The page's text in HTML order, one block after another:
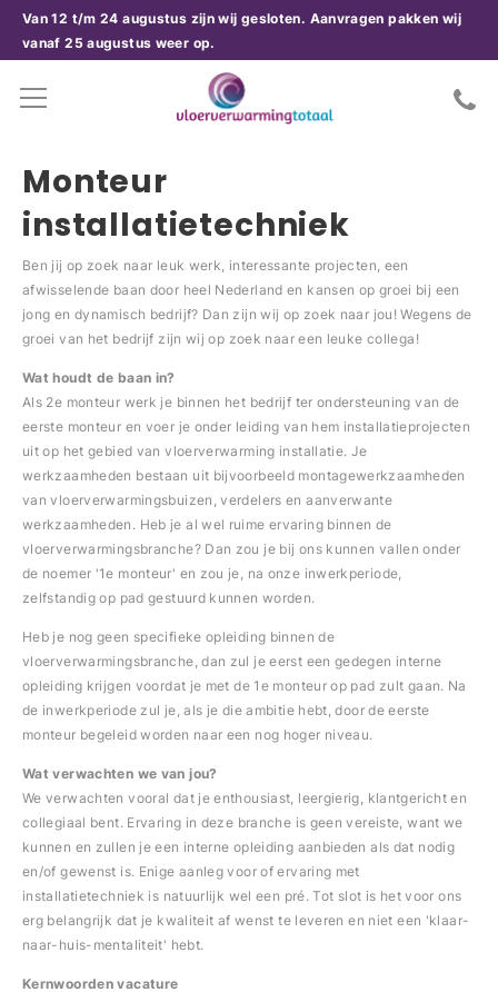
Van 12 t/m 24 augustus zijn wij gesloten. Aanvragen pakken wij
vanaf 25 augustus weer op.
Monteur
installatietechniek
Ben jij op zoek naar leuk werk, interessante projecten, een
afwisselende baan door heel Nederland en kansen op groei bij een
jong en dynamisch bedrijf? Dan zijn wij op zoek naar jou! Wegens de
groei van het bedrijf zijn wij op zoek naar een leuke collega!
Wat houdt de baan in?
Als 2e monteur werk je binnen het bedrijf ter ondersteuning van de
eerste monteur en voer je onder leiding van hem installatieprojecten
uit op het gebied van vloerverwarming installatie. Je
werkzaamheden bestaan uit bijvoorbeeld montagewerkzaamheden
van vloerverwarmingsbuizen, verdelers en aanverwante
werkzaamheden. Heb je al wel ruime ervaring binnen de
vloerverwarmingsbranche? Dan zou je bij ons kunnen vallen onder
de noemer '1e monteur' en zou je, na onze inwerkperiode,
zelfstandig op pad gestuurd kunnen worden.
Heb je nog geen specifieke opleiding binnen de
vloerverwarmingsbranche, dan zul je eerst een gedegen interne
opleiding krijgen voordat je met de 1e monteur op pad zult gaan. Na
de inwerkperiode zul je, als je die ambitie hebt, door de eerste
monteur begeleid worden naar een nog hoger niveau.
Wat verwachten we van jou?
We verwachten vooral dat je enthousiast, leergierig, klantgericht en
collegiaal bent. Ervaring in deze branche is geen vereiste, want we
kunnen en zullen je een interne opleiding aanbieden als dat nodig
en/of gewenst is. Enige aanleg voor of ervaring met
installatietechniek is natuurlijk wel een pré. Tot slot is het voor ons
erg belangrijk dat je kwaliteit af wenst te leveren en niet een 'klaar-
naar-huis-mentaliteit' hebt.
Kernwoorden vacature